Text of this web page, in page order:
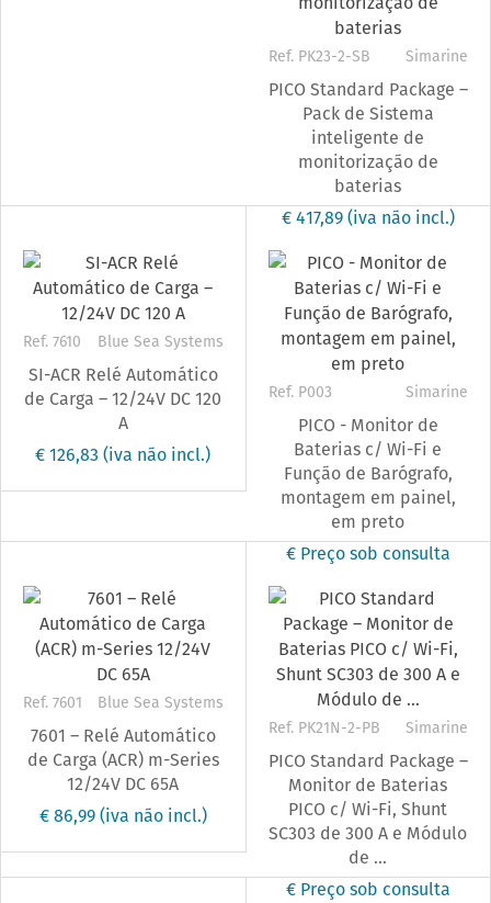
Ref. PK23-2-SB Simarine
PICO Standard Package –
Pack de Sistema
inteligente de
monitorização de
baterias
€ 417,89(iva não incl.)
Ref. 7610 Blue Sea Systems
SI-ACR Relé Automático
de Carga – 12/24V DC 120
A
€ 126,83(iva não incl.)
Ref. P003 Simarine
PICO - Monitor de
Baterias c/ Wi-Fi e
Função de Barógrafo,
montagem em painel,
em preto
€ Preço sob consulta
Ref. 7601 Blue Sea Systems
7601 – Relé Automático
de Carga (ACR) m-Series
12/24V DC 65A
€ 86,99(iva não incl.)
Ref. PK21N-2-PB Simarine
PICO Standard Package –
Monitor de Baterias
PICO c/ Wi-Fi, Shunt
SC303 de 300 A e Módulo
de ...
€ Preço sob consulta